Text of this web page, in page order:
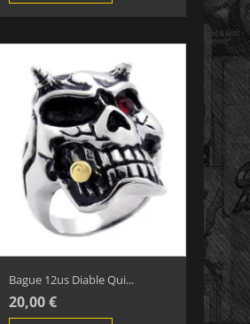
Bague 12us Diable Qui...
20,00 €